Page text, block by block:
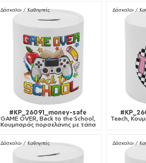
Δάσκαλοι / Καθηγητές
#KP_26091_money-safe
GAME OVER, Back to the School,
Κουμπαράς πορσελάνης με τάπα
Δάσκαλοι /
Teach,
Δάσκαλοι / Καθηγητές Δάσκαλοι /